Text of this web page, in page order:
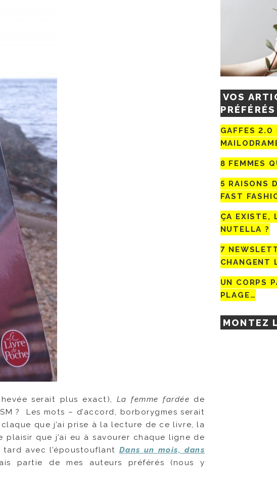
serait plus exact), La femme fardée de
? Les mots – d’accord, borborygmes serait
que j’ai prise à la lecture de ce livre, la
que j’ai eu à savourer chaque ligne de
tard avec l’époustouflant Dans un mois, dans
partie de mes auteurs préférés (nous y
VOS
PRÉFÉRÉS
GAFFES 2.0
8 FEMMES
5 RAISONS
FAST
ÇA EXISTE,
NUTELLA ?
7
CHANGENT
UN CORPS
PLAGE…
MONTEZ